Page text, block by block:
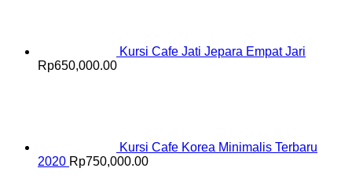
Kursi Cafe Jati Jepara Empat Jari
Rp650,000.00
Kursi Cafe Korea Minimalis Terbaru
2020 Rp750,000.00